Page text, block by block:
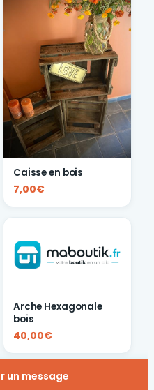
Caisse en bois
7,00€
Arche Hexagonale
bois
40,00€
un message